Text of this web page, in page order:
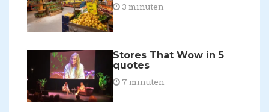
3 minuten
Stores That Wow in 5
quotes
7 minuten